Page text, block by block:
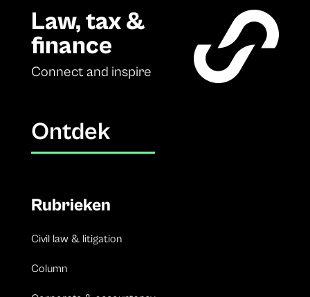
Law, tax &
finance
Connect and inspire
Ontdek
Rubrieken
Civil law & litigation
Column